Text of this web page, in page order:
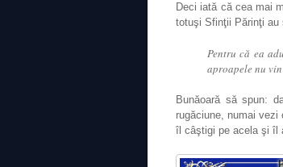
Deci iată că cea mai
totuşi Sfinţii Părinţi au
Pentru că ea
aproapele nu
Bunăoară să spun:
rugăciune, numai
îl câştigi pe acela şi îl